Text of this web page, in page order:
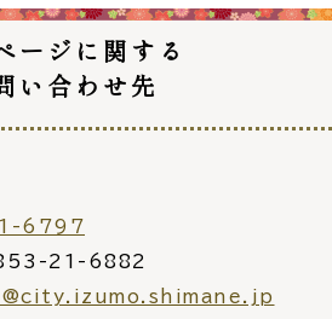
防災
ージに関する
い合わせ先
6797
21-6882